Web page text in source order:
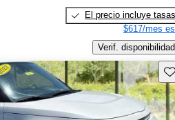
El precio incluye tasas
$617/mes
Verif. disponibilidad